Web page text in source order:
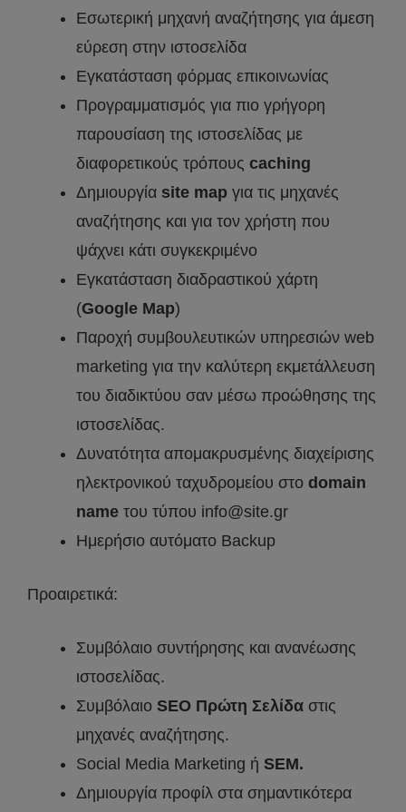
Εσωτερική μηχανή αναζήτησης για άμεση
εύρεση στην ιστοσελίδα
Εγκατάσταση φόρμας επικοινωνίας
Προγραμματισμός για πιο γρήγορη
παρουσίαση της ιστοσελίδας με
διαφορετικούς τρόπους caching
Δημιουργία site map για τις μηχανές
αναζήτησης και για τον χρήστη που
ψάχνει κάτι συγκεκριμένο
Εγκατάσταση διαδραστικού χάρτη
(Google Μap)
Παροχή συμβουλευτικών υπηρεσιών web
marketing για την καλύτερη εκμετάλλευση
του διαδικτύου σαν μέσω προώθησης της
ιστοσελίδας.
Δυνατότητα απομακρυσμένης διαχείρισης
ηλεκτρονικού ταχυδρομείου στο domain
name του τύπου info@site.gr
Ημερήσιο αυτόματο Backup
Προαιρετικά:
Συμβόλαιο συντήρησης και ανανέωσης
ιστοσελίδας.
Συμβόλαιο SEO Πρώτη Σελίδα στις
μηχανές αναζήτησης.
Social Media Marketing ή SEM.
Δημιουργία προφίλ στα σημαντικότερα